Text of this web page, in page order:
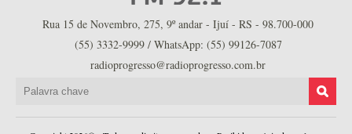
Rua 15 de Novembro, 275, 9º andar - Ijuí - RS - 98.700-000
(55) 3332-9999 / WhatsApp: (55) 99126-7087
radioprogresso@radioprogresso.com.br